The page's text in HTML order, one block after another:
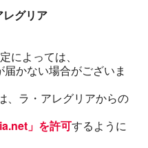
レグリア
によっては、
かない場合がございま
、ラ・アレグリアからの
」を許可するように